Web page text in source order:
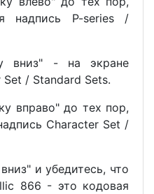
надпись P-series /
вниз" - на экране
/ Standard Sets.
вправо" до тех пор,
Character Set /
и убедитесь, что
866 - это кодовая